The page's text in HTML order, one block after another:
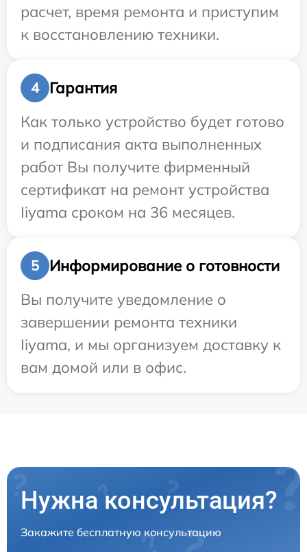
расчет, время ремонта и приступим
к восстановлению техники.
4
Гарантия
Как только устройство будет готово
и подписания акта выполненных
работ Вы получите фирменный
сертификат на ремонт устройства
Iiyama сроком на 36 месяцев.
5
Информирование о готовности
Вы получите уведомление о
завершении ремонта техники
Iiyama, и мы организуем доставку к
вам домой или в офис.
Нужна консультация?
Закажите бесплатную консультацию